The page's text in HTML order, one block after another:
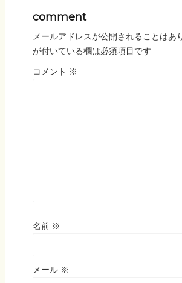
comment
メールアドレスが公開されることはあ
が付いている欄は必須項目です
コメント ※
名前 ※
メール ※